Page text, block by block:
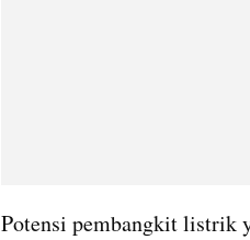
Potensi pembangkit listrik